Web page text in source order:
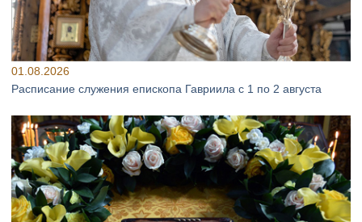
01.08.2026
Расписание служения епископа Гавриила с 1 по 2 августа